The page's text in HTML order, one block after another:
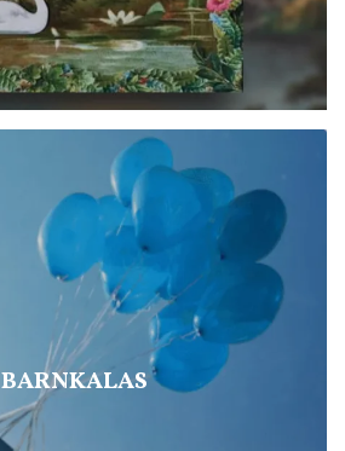
BARNKALAS